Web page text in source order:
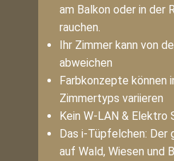
am Balkon oder in der
rauchen.
Ihr Zimmer kann von
abweichen
Farbkonzepte können
Zimmertyps variieren
Kein W-LAN & Elektro
Das i-Tüpfelchen: Der
auf Wald, Wiesen und